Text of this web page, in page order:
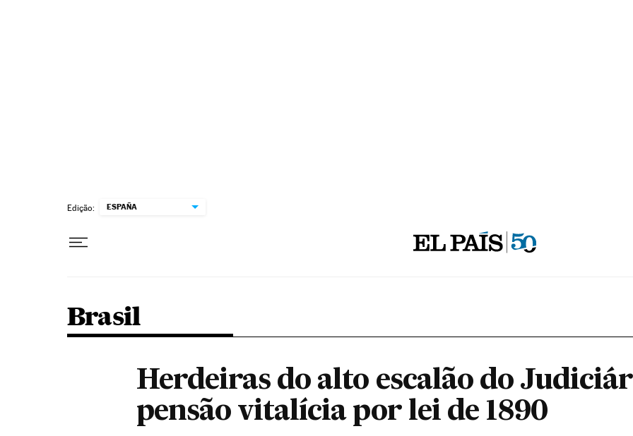
Edição: ESPAÑA
Brasil
Herdeiras do alto escalão do
pensão vitalícia por lei de 1890